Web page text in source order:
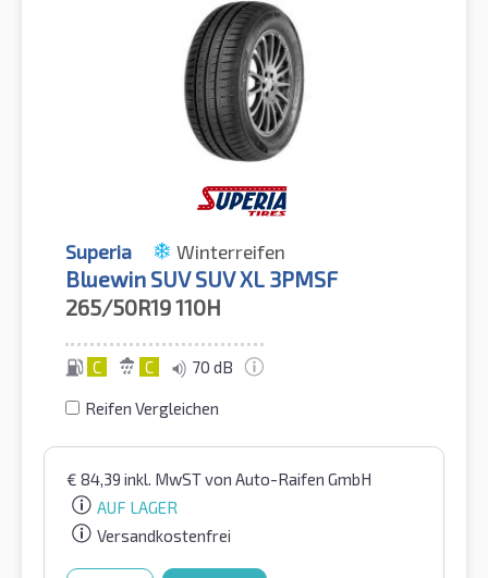
Superia Winterreifen
Bluewin SUV SUV XL 3PMSF
265/50R19110H
C C 70 dB
Reifen Vergleichen
€ 84,39 inkl. MwSTvon Auto-Raifen GmbH
AUF LAGER
Versandkostenfrei